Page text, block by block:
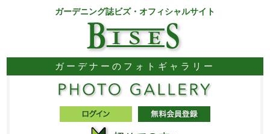
ガーデニング誌ビズ・オフィシャルサイト
ガーデナーのフォトギャラリー